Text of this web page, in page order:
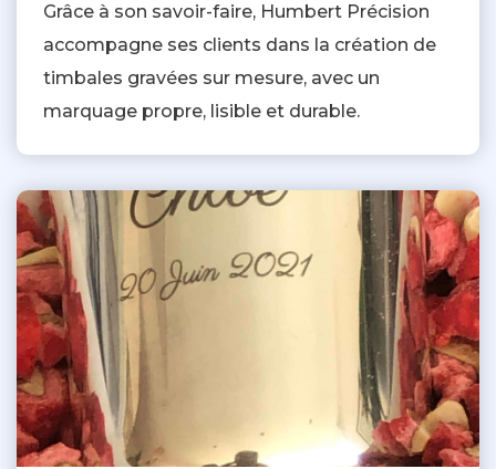
Grâce à son savoir-faire, Humbert Précision
accompagne ses clients dans la création de
timbales gravées sur mesure, avec un
marquage propre, lisible et durable.